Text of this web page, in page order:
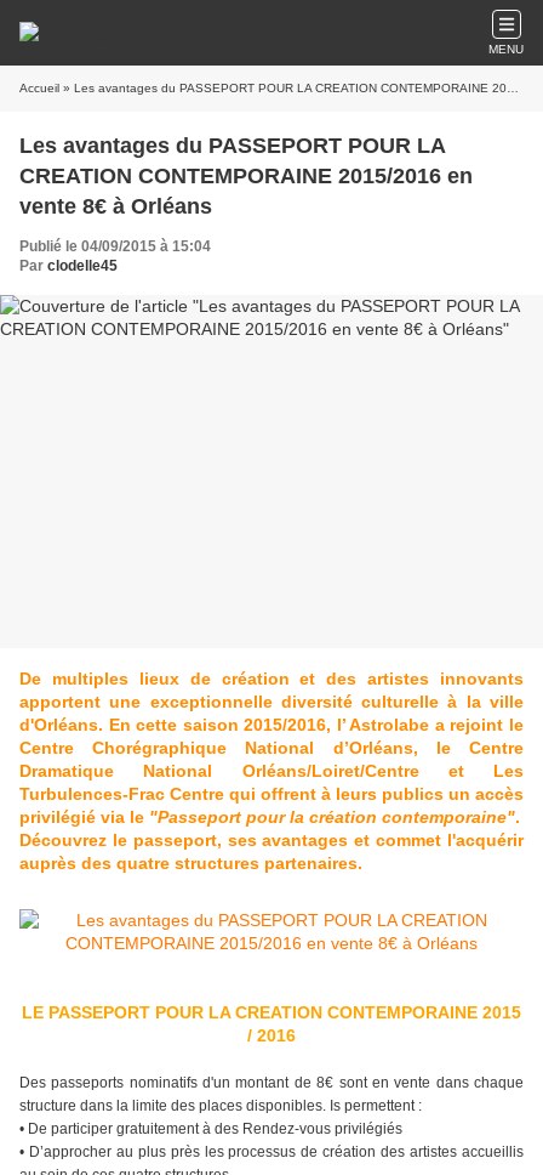
MENU
Accueil » Les avantages du PASSEPORT POUR LA CREATION CONTEMPORAINE 2015/2016 en vente 8€ à Orléans
Les avantages du PASSEPORT POUR LA
CREATION CONTEMPORAINE 2015/2016 en
vente 8€ à Orléans
Publié le 04/09/2015 à 15:04
Par clodelle45
De multiples lieux de création et des artistes innovants
apportent une exceptionnelle diversité culturelle à la ville
d'Orléans. En cette saison 2015/2016, l’ Astrolabe a rejoint le
Centre Chorégraphique National d’Orléans, le Centre
Dramatique National Orléans/Loiret/Centre et Les
Turbulences-Frac Centre qui offrent à leurs publics un accès
privilégié via le "Passeport pour la création contemporaine".
Découvrez le passeport, ses avantages et commet l'acquérir
auprès des quatre structures partenaires.
LE PASSEPORT POUR LA CREATION CONTEMPORAINE 2015
/ 2016
Des passeports nominatifs d'un montant de 8€ sont en vente dans chaque
structure dans la limite des places disponibles. Is permettent :
• De participer gratuitement à des Rendez-vous privilégiés
• D’approcher au plus près les processus de création des artistes accueillis